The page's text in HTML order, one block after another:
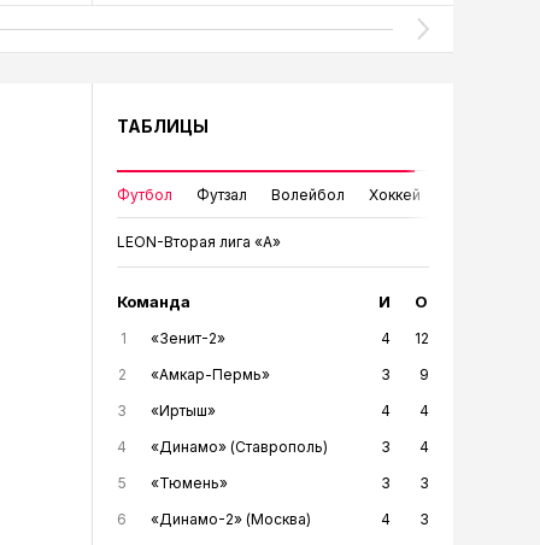
ТАБЛИЦЫ
Футбол Футзал Волейбол Хоккей
LEON-Вторая лига «А»
Команда И О
1 «Зенит-2» 4
12
2
«Амкар-Пермь» 3
9
3
«Иртыш» 4
4
4
«Динамо» (Ставрополь) 3
4
5
«Тюмень» 3
3
6
«Динамо-2» (Москва) 4
3